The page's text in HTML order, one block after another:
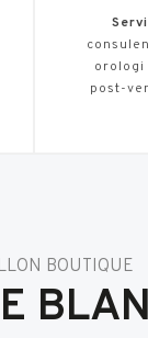
orologi
post-
BOUTIQUE